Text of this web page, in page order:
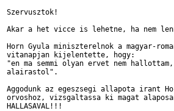
Szervusztok!
Akar a het vicce is lehetne, ha nem
Horn Gyula miniszterelnok a magyar-
vitanapjan kijelentette, hogy:
"en ma semmi olyan ervet nem
alairastol".
Aggodunk az egeszsegi allapota irant
orvoshoz, vizsgaltassa ki magat
HALLASAVAL!!!